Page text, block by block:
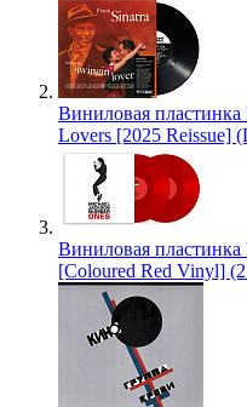
Виниловая пластинка
Lovers [2025 Reissue]
Виниловая пластинка
[Coloured Red Vinyl]